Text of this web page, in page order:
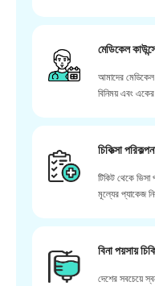
মেডিকেল
আমাদের
বিনিময় এবং
চিকিত্সা
টিকিট থেকে ভিসা
মূল্যের প্যাকেজ
বিনা পয়সায়
দেশের সবচেয়ে